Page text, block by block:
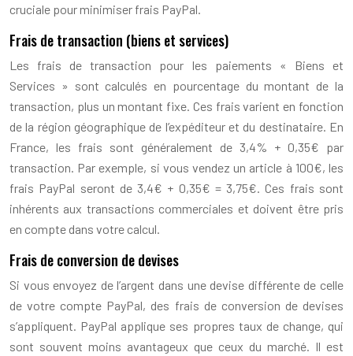
cruciale pour minimiser frais PayPal.
Frais de transaction (biens et services)
Les frais de transaction pour les paiements « Biens et
Services » sont calculés en pourcentage du montant de la
transaction, plus un montant fixe. Ces frais varient en fonction
de la région géographique de l’expéditeur et du destinataire. En
France, les frais sont généralement de 3,4% + 0,35€ par
transaction. Par exemple, si vous vendez un article à 100€, les
frais PayPal seront de 3,4€ + 0,35€ = 3,75€. Ces frais sont
inhérents aux transactions commerciales et doivent être pris
en compte dans votre calcul.
Frais de conversion de devises
Si vous envoyez de l’argent dans une devise différente de celle
de votre compte PayPal, des frais de conversion de devises
s’appliquent. PayPal applique ses propres taux de change, qui
sont souvent moins avantageux que ceux du marché. Il est